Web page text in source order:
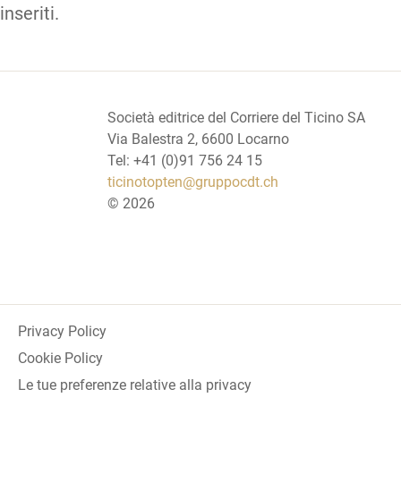
inseriti.
Società editrice del Corriere del Ticino SA
Via Balestra 2, 6600 Locarno
Tel: +41 (0)91 756 24 15
ticinotopten@gruppocdt.ch
© 2026
Privacy Policy
Cookie Policy
Le tue preferenze relative alla privacy